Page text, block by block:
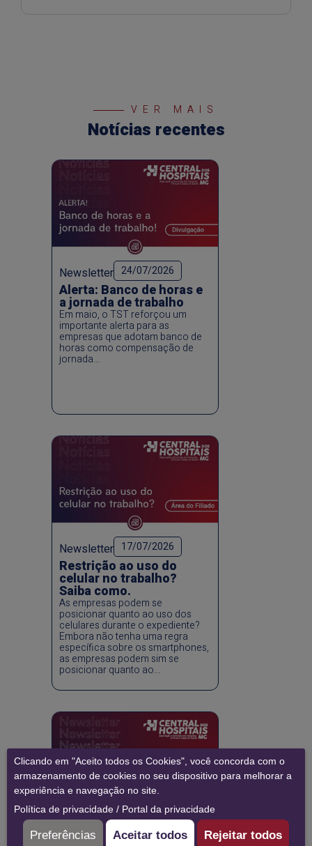
Clicando em "Aceito todos os Cookies", você concorda com o
armazenamento de cookies no seu dispositivo para melhorar a
experiência e navegação no site.
Política de privacidade / Portal da privacidade
Preferências Aceitar todos Rejeitar todos
VER MAIS
Notícias recentes
Newsletter 24/07/2026
Alerta: Banco de horas e
a jornada de trabalho
Em maio, o TST reforçou um
importante alerta para as
empresas que adotam banco de
horas como compensação de
jornada...
Newsletter 17/07/2026
Restrição ao uso do
celular no trabalho?
Saiba como.
As empresas podem se
posicionar quanto ao uso dos
celulares durante o expediente?
Embora não tenha uma regra
específica sobre os smartphones,
as empresas podem sim se
posicionar quanto ao...
Newsletter 07/07/2026